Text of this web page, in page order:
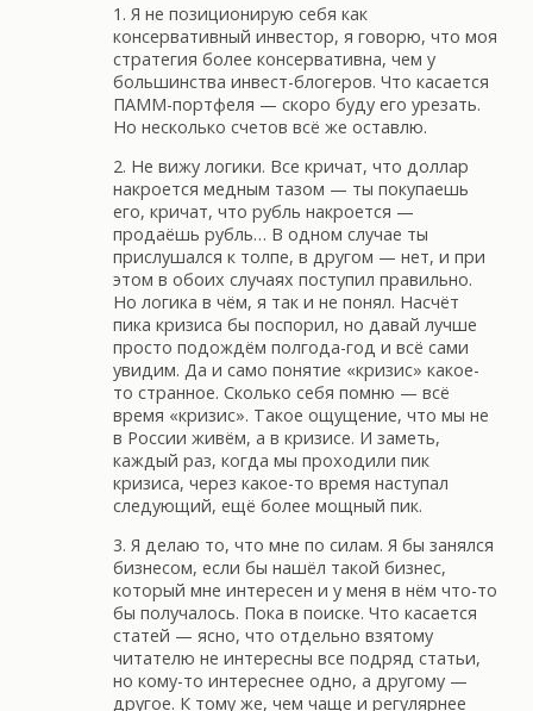
1. Я не позиционирую себя как
консервативный инвестор, я говорю, что моя
стратегия более консервативна, чем у
большинства инвест-блогеров. Что касается
ПАММ-портфеля — скоро буду его урезать.
Но несколько счетов всё же оставлю.
2. Не вижу логики. Все кричат, что доллар
накроется медным тазом — ты покупаешь
его, кричат, что рубль накроется —
продаёшь рубль… В одном случае ты
прислушался к толпе, в другом — нет, и при
этом в обоих случаях поступил правильно.
Но логика в чём, я так и не понял. Насчёт
пика кризиса бы поспорил, но давай лучше
просто подождём полгода-год и всё сами
увидим. Да и само понятие «кризис» какое-
то странное. Сколько себя помню — всё
время «кризис». Такое ощущение, что мы не
в России живём, а в кризисе. И заметь,
каждый раз, когда мы проходили пик
кризиса, через какое-то время наступал
следующий, ещё более мощный пик.
3. Я делаю то, что мне по силам. Я бы занялся
бизнесом, если бы нашёл такой бизнес,
который мне интересен и у меня в нём что-то
бы получалось. Пока в поиске. Что касается
статей — ясно, что отдельно взятому
читателю не интересны все подряд статьи,
но кому-то интереснее одно, а другому —
другое. К тому же, чем чаще и регулярнее